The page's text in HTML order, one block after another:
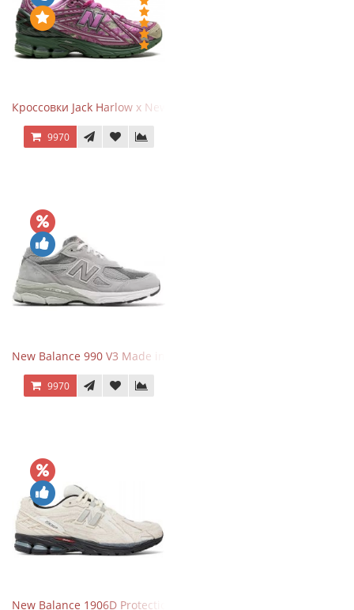
Кроссовки Jack Harlow x New Balance 1906r Kentucky Derby
9970
New Balance 990 V3 Made in USA Grey
9970
New Balance 1906D Protection Pack Turtledove